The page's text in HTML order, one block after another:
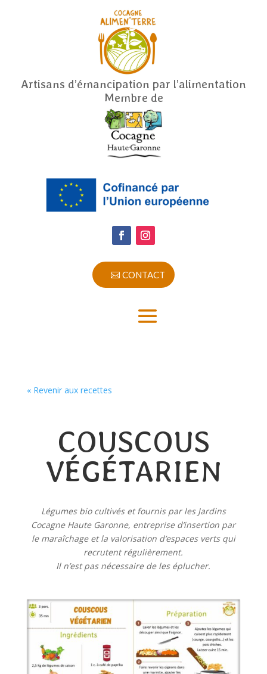
Artisans d’émancipation par l’alimentation
Membre de
CONTACT
« Revenir aux recettes
COUSCOUS
VÉGÉTARIEN
Légumes bio cultivés et fournis par les Jardins
Cocagne Haute Garonne, entreprise d’insertion par
le maraîchage et la valorisation d’espaces verts qui
recrutent régulièrement.
Il n’est pas nécessaire de les éplucher.